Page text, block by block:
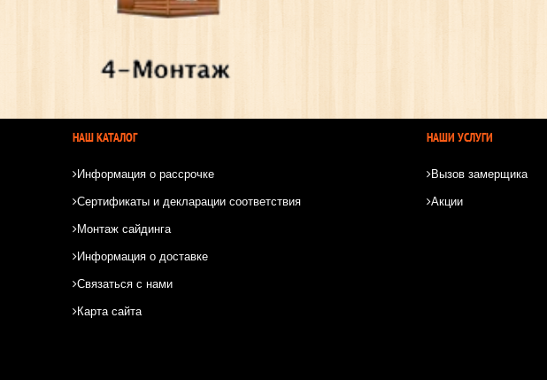
НАШ КАТАЛОГ
Информация о рассрочке
Сертификаты и декларации соответствия
Монтаж сайдинга
Информация о доставке
Связаться с нами
Карта сайта
НАШИ УСЛУГИ
Вызов замерщика
Акции